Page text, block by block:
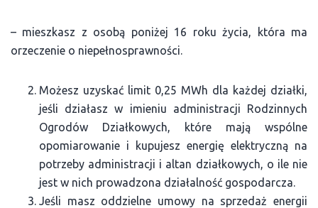
– mieszkasz z osobą poniżej 16 roku życia, która ma
orzeczenie o niepełnosprawności.
Możesz uzyskać limit 0,25 MWh dla każdej działki,
jeśli działasz w imieniu administracji Rodzinnych
Ogrodów Działkowych, które mają wspólne
opomiarowanie i kupujesz energię elektryczną na
potrzeby administracji i altan działkowych, o ile nie
jest w nich prowadzona działalność gospodarcza.
Jeśli masz oddzielne umowy na sprzedaż energii